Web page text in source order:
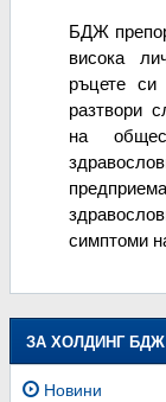
БДЖ
висока
ръцете
разтвори
на
симптоми
ЗА ХОЛДИНГ БДЖ
Новини